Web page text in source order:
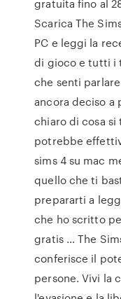
gratuita fino al
Scarica The
PC e leggi la
di gioco e tutti i
che senti
ancora deciso a
chiaro di cosa si
potrebbe
sims 4 su mac
quello che ti
prepararti a
che ho scritto
gratis … The
conferisce il
persone. Vivi la